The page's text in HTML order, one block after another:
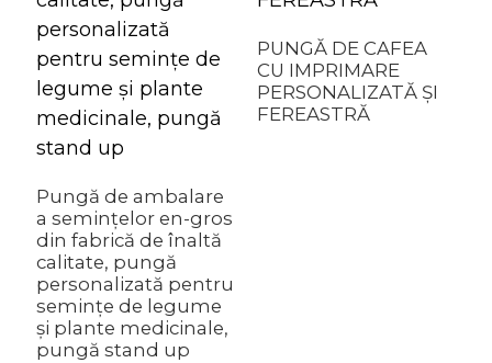
Pungă de ambalare
a semințelor en-gros
din fabrică de înaltă
calitate, pungă
personalizată pentru
semințe de legume
și plante medicinale,
pungă stand up
PUNGĂ DE CAFEA
CU IMPRIMARE
PERSONALIZATĂ ȘI
FEREASTRĂ